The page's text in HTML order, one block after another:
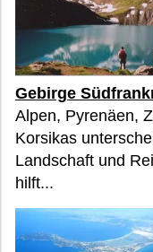
Gebirge
Alpen, Pyrenäen,
Korsikas
Landschaft und
hilft...